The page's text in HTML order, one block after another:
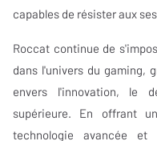
capables de résister aux
Roccat continue de
dans l'univers du gaming,
envers l'innovation, le
supérieure. En offrant
technologie avancée et